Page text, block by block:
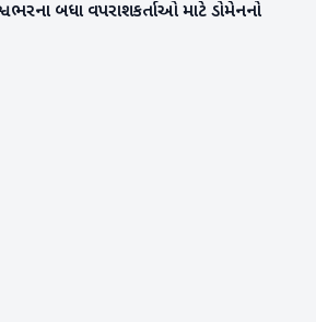
બધા વપરાશકર્તાઓ માટે ડોમેનનો